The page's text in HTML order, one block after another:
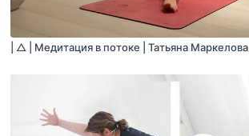
| △ | Медитация в потоке | Татьяна Маркелова